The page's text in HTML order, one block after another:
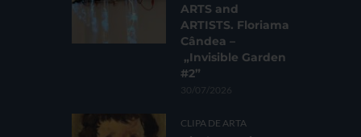
ARTS and
ARTISTS. Floriama
Cândea –
„Invisible Garden
#2”
30/07/2026
CLIPA DE ARTA